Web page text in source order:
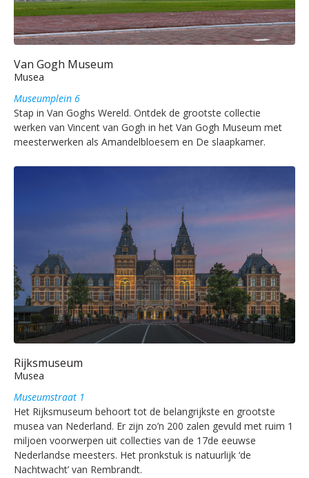
Van Gogh Museum
Musea
Museumplein 6
Stap in Van Goghs Wereld. Ontdek de grootste collectie
werken van Vincent van Gogh in het Van Gogh Museum met
meesterwerken als Amandelbloesem en De slaapkamer.
Rijksmuseum
Musea
Museumstraat 1
Het Rijksmuseum behoort tot de belangrijkste en grootste
musea van Nederland. Er zijn zo’n 200 zalen gevuld met ruim 1
miljoen voorwerpen uit collecties van de 17de eeuwse
Nederlandse meesters. Het pronkstuk is natuurlijk ‘de
Nachtwacht’ van Rembrandt.